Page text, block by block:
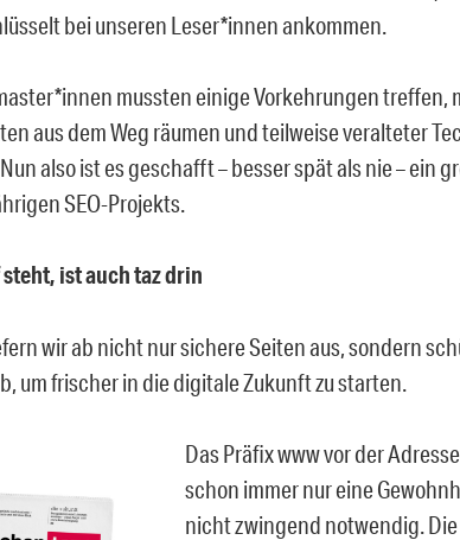
bei unseren Leser*innen ankommen.
mussten einige Vorkehrungen treffen,
aus dem Weg räumen und teilweise veralteter
also ist es geschafft – besser spät als nie – ein
SEO-Projekts.
ist auch taz drin
wir ab nicht nur sichere Seiten aus, sondern
um frischer in die digitale Zukunft zu starten.
Das Präfix www vor der
schon immer nur eine
nicht zwingend notwendig.